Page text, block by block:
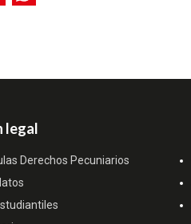
legal
Derechos Pecuniarios